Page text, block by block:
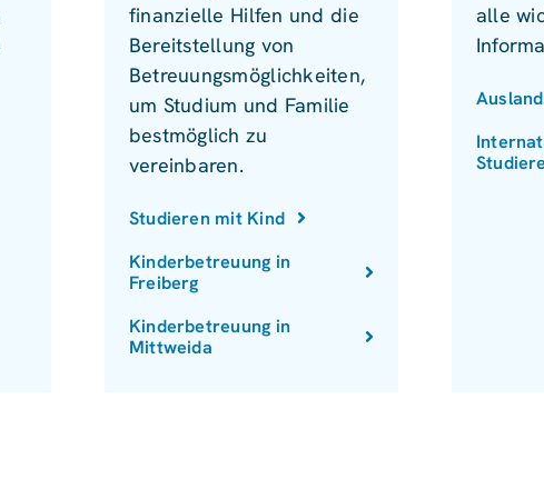
finanzielle Hilfen und die
Bereitstellung von
Betreuungsmöglichkeiten,
um Studium und Familie
bestmöglich zu
vereinbaren.
Studieren mit Kind
Kinderbetreuung in
Freiberg
Kinderbetreuung in
Mittweida
alle